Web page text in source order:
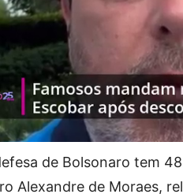
de Bolsonaro tem
Alexandre de Moraes,